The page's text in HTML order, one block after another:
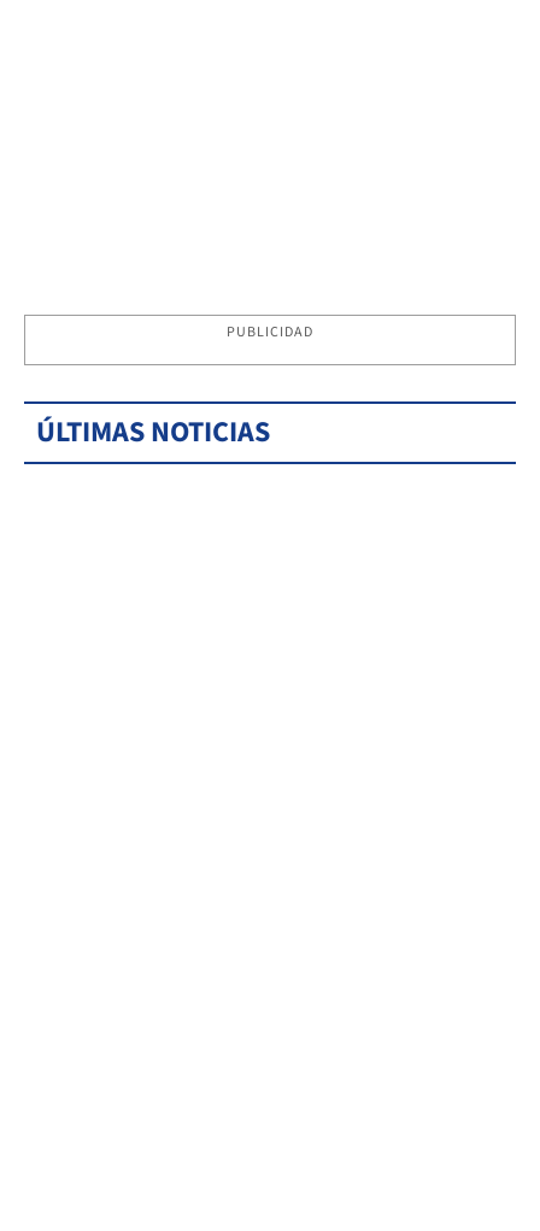
PUBLICIDAD
ÚLTIMAS NOTICIAS